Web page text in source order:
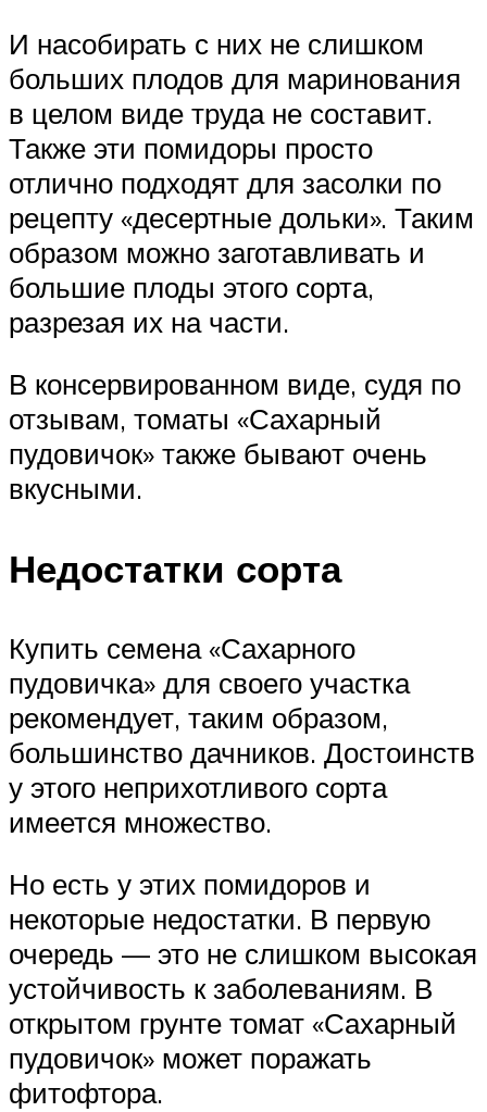
И насобирать с них не слишком
больших плодов для маринования
в целом виде труда не составит.
Также эти помидоры просто
отлично подходят для засолки по
рецепту «десертные дольки». Таким
образом можно заготавливать и
большие плоды этого сорта,
разрезая их на части.
В консервированном виде, судя по
отзывам, томаты «Сахарный
пудовичок» также бывают очень
вкусными.
Недостатки сорта
Купить семена «Сахарного
пудовичка» для своего участка
рекомендует, таким образом,
большинство дачников. Достоинств
у этого неприхотливого сорта
имеется множество.
Но есть у этих помидоров и
некоторые недостатки. В первую
очередь — это не слишком высокая
устойчивость к заболеваниям. В
открытом грунте томат «Сахарный
пудовичок» может поражать
фитофтора.